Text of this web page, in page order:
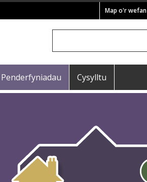
Map o'r wefan
Search
Penderfyniadau Cysylltu